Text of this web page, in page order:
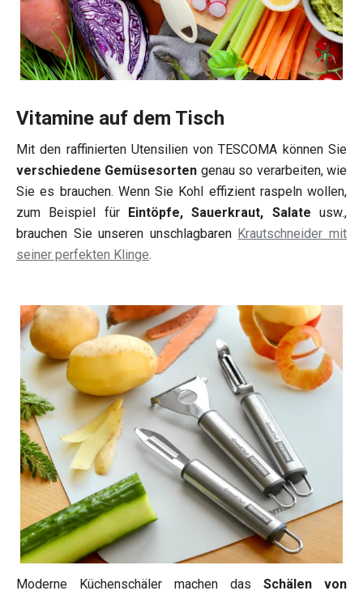
Vitamine auf dem Tisch
Mit den raffinierten Utensilien von TESCOMA können Sie
verschiedene Gemüsesorten genau so verarbeiten, wie
Sie es brauchen. Wenn Sie Kohl effizient raspeln wollen,
zum Beispiel für Eintöpfe, Sauerkraut, Salate usw.,
brauchen Sie unseren unschlagbaren Krautschneider mit
seiner perfekten Klinge.
Moderne Küchenschäler machen das Schälen von